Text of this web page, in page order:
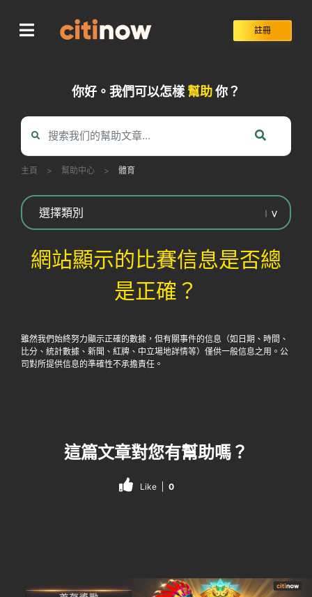
content
註冊
你好。我們可以怎樣 幫助你？
主頁 > 幫助中心 > 體育
網站顯示的比賽信息是否總
是正確？
雖然我們始終努力顯示正確的數據，但有關事件的信息（如日期、時間、
比分、統計數據、新聞、紅牌、中立場地詳情等）僅供一般信息之用。公
司對所提供信息的準確性不承擔責任。
這篇文章對您有幫助嗎？
Like 0